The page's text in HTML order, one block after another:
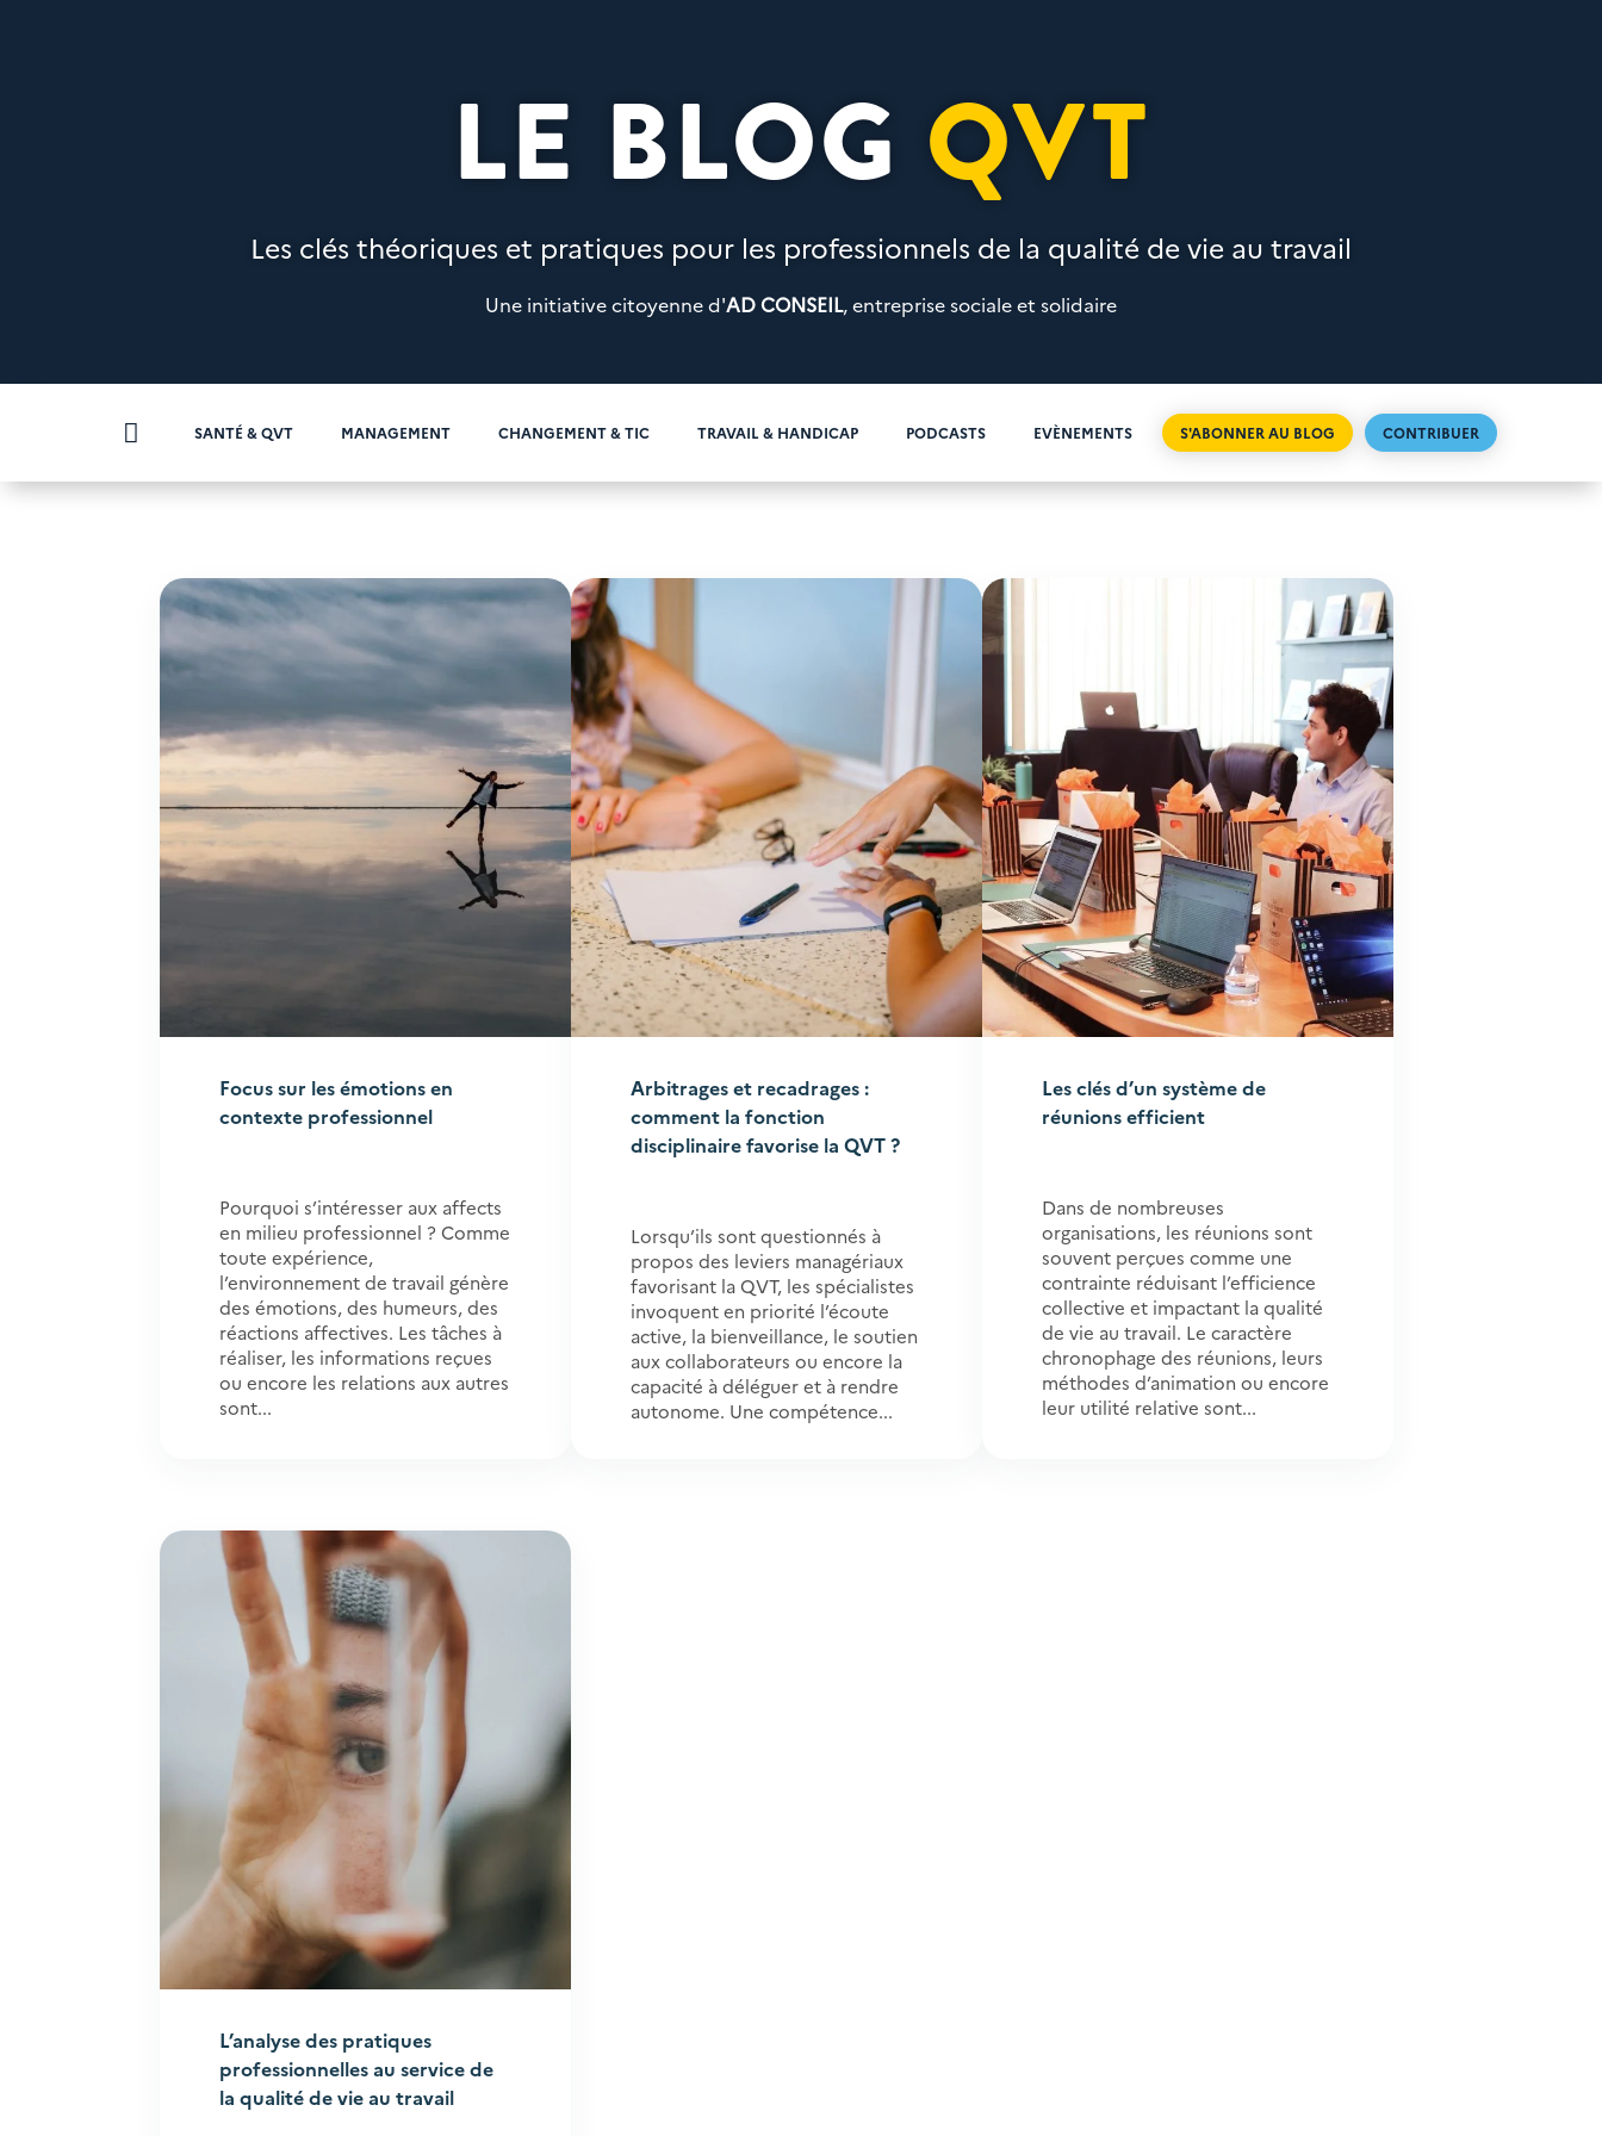
LE BLOG QVT
Les clés théoriques et pratiques pour les professionnels de la qualité de vie au travail
Une initiative citoyenne d'AD CONSEIL, entreprise sociale et solidaire
 SANTÉ & QVT MANAGEMENT CHANGEMENT & TIC TRAVAIL & HANDICAP PODCASTS EVÈNEMENTS S'ABONNER AU BLOG CONTRIBUER
Focus sur les émotions en
contexte professionnel
Pourquoi s’intéresser aux affects
en milieu professionnel ? Comme
toute expérience,
l’environnement de travail génère
des émotions, des humeurs, des
réactions affectives. Les tâches à
réaliser, les informations reçues
ou encore les relations aux autres
sont...
Arbitrages et recadrages :
comment la fonction
disciplinaire favorise la QVT ?
Lorsqu’ils sont questionnés à
propos des leviers managériaux
favorisant la QVT, les spécialistes
invoquent en priorité l’écoute
active, la bienveillance, le soutien
aux collaborateurs ou encore la
capacité à déléguer et à rendre
autonome. Une compétence...
Les clés d’un système de
réunions efficient
Dans de nombreuses
organisations, les réunions sont
souvent perçues comme une
contrainte réduisant l’efficience
collective et impactant la qualité
de vie au travail. Le caractère
chronophage des réunions, leurs
méthodes d’animation ou encore
leur utilité relative sont...
L’analyse des pratiques
professionnelles au service de
la qualité de vie au travail